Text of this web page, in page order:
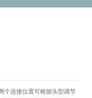
个连接位置可根据头型调节